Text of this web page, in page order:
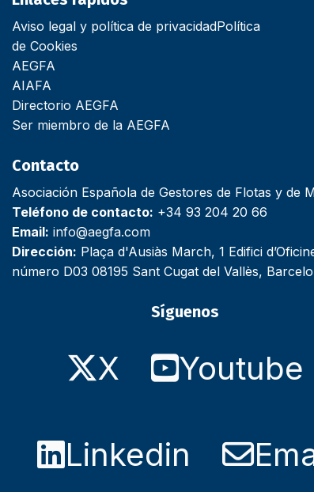
Aviso legal y política de privacidadPolítica
de Cookies
AEGFA
AIAFA
Directorio AEGFA
Ser miembro de la AEGFA
Contacto
Asociación Española de Gestores de Flotas y de
Teléfono de contacto: +34 93 204 20 66
Email: info@aegfa.com
Dirección: Plaça d'Ausiàs March, 1 Edifici
número D03 08195 Sant Cugat del Vallès,
Síguenos
X Youtube
Linkedin